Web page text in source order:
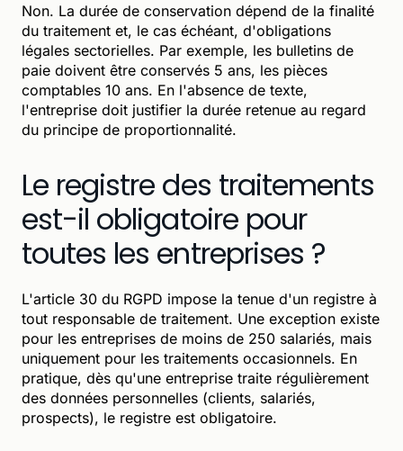
Non. La durée de conservation dépend de la finalité
du traitement et, le cas échéant, d'obligations
légales sectorielles. Par exemple, les bulletins de
paie doivent être conservés 5 ans, les pièces
comptables 10 ans. En l'absence de texte,
l'entreprise doit justifier la durée retenue au regard
du principe de proportionnalité.
Le registre des traitements
est-il obligatoire pour
toutes les entreprises ?
L'article 30 du RGPD impose la tenue d'un registre à
tout responsable de traitement. Une exception existe
pour les entreprises de moins de 250 salariés, mais
uniquement pour les traitements occasionnels. En
pratique, dès qu'une entreprise traite régulièrement
des données personnelles (clients, salariés,
prospects), le registre est obligatoire.